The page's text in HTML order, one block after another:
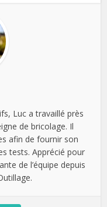
Luc a travaillé près
de bricolage. Il
afin de fournir son
tests. Apprécié pour
de l’équipe depuis